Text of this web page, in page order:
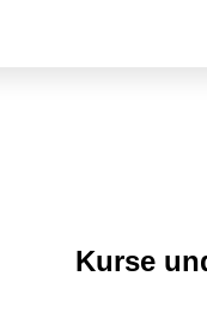
Kurse